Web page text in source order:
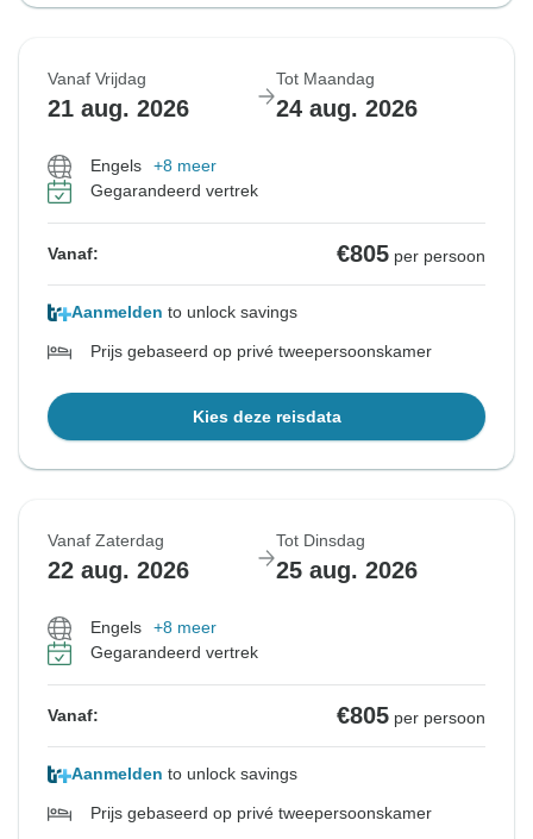
Vanaf Vrijdag
21 aug. 2026
Tot Maandag
24 aug. 2026
Engels
+8 meer
Gegarandeerd vertrek
Vanaf: €805 per persoon
Aanmelden to unlock savings
Prijs gebaseerd op privé tweepersoonskamer
Kies deze reisdata
Vanaf Zaterdag
22 aug. 2026
Tot Dinsdag
25 aug. 2026
Engels
+8 meer
Gegarandeerd vertrek
Vanaf: €805 per persoon
Aanmelden to unlock savings
Prijs gebaseerd op privé tweepersoonskamer